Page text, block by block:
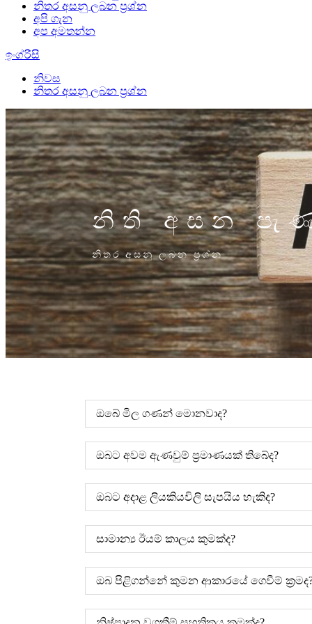
නිතර අසනු ලබන ප්‍රශ්න
අපි ගැන
අප අමතන්න
ඉංග්රීසි
නිවස
නිතර අසනු ලබන ප්‍රශ්න
නිති අසන
නිතර අසනු ලබන ප්‍රශ්න
ඔබේ මිල ගණන් මොනවාද?
ඔබට අවම ඇණවුම් ප්‍රමාණයක් තිබේද?
ඔබට අදාළ ලියකියවිලි සැපයිය හැකිද?
සාමාන්‍ය ඊයම් කාලය කුමක්ද?
ඔබ පිළිගන්නේ කුමන ආකාරයේ ගෙවීම්